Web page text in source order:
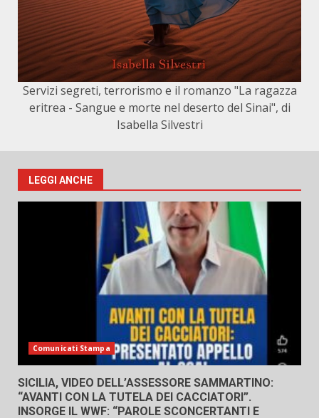
Servizi segreti, terrorismo e il romanzo "La ragazza
eritrea - Sangue e morte nel deserto del Sinai", di
Isabella Silvestri
LEGGI ANCHE
Comunicati Stampa
SICILIA, VIDEO DELL’ASSESSORE SAMMARTINO:
“AVANTI CON LA TUTELA DEI CACCIATORI”.
INSORGE IL WWF: “PAROLE SCONCERTANTI E